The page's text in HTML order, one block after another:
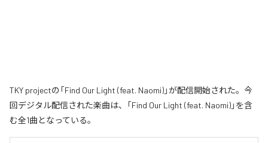
TKY projectの「Find Our Light (feat. Naomi)」が配信開始された。今
回デジタル配信された楽曲は、「Find Our Light (feat. Naomi)」を含
む全1曲となっている。